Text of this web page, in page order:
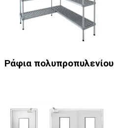
Ράφια πολυπροπυλενίου